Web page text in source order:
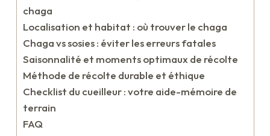
chaga
Localisation et habitat : où trouver le chaga
Chaga vs sosies : éviter les erreurs fatales
Saisonnalité et moments optimaux de récolte
Méthode de récolte durable et éthique
Checklist du cueilleur : votre aide-mémoire de
terrain
FAQ